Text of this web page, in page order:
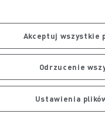
Akceptuj wszystkie
Odrzucenie
Ustawienia